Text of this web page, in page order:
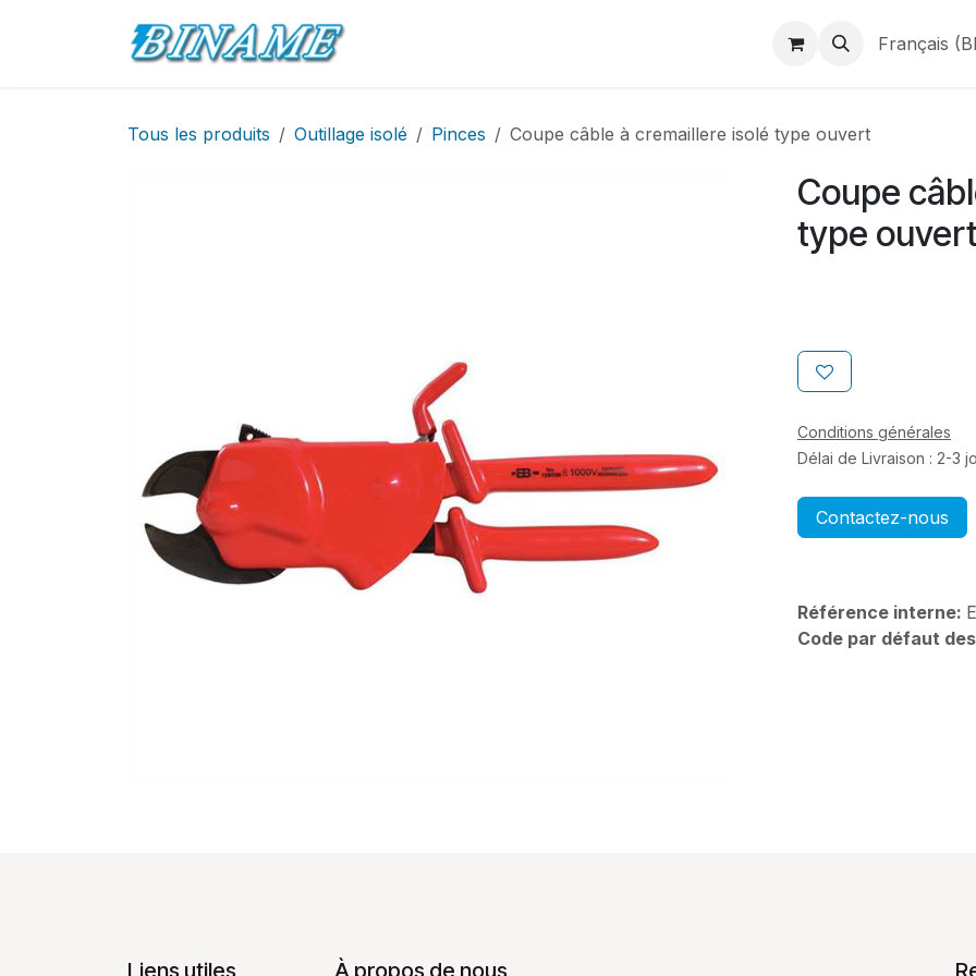
À propos de BINAME
Français
Tous les produits Outillage isolé Pinces Coupe câble à cremaillere isolé type ouvert
Coupe
type
Conditions générales
Délai de Livraison : 2-3
Contactez-nous
Référence interne:
Code par défaut
Liens utiles À propos de nous